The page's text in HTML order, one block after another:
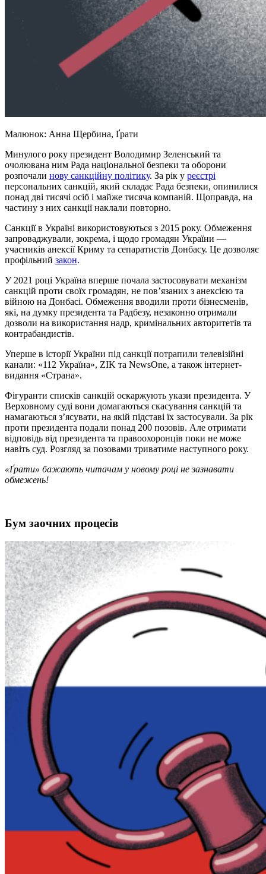
Малюнок: Анна Щербина, Ґрати
Минулого року президент Володимир Зеленський та
очолювана ним Рада національної безпеки та оборони
розпочали нову санкційну політику. За рік у реєстрі
персональних санкцій, який складає Рада безпеки, опинилися
понад дві тисячі осіб і майже тисяча компаній. Щоправда, на
частину з них санкції наклали повторно.
Санкції в Україні використовуються з 2015 року. Обмеження
запроваджували, зокрема, і щодо громадян України —
учасників анексії Криму та сепаратистів Донбасу. Це дозволяє
профільний закон.
У 2021 році Україна вперше почала застосовувати механізм
санкцій проти своїх громадян, не пов’язаних з анексією та
війною на Донбасі. Обмеження вводили проти бізнесменів,
які, на думку президента та Радбезу, незаконно отримали
дозволи на використання надр, кримінальних авторитетів та
контрабандистів.
Уперше в історії України під санкції потрапили телевізійні
канали: «112 Україна», ZIK та NewsOne, а також інтернет-
видання «Страна».
Фігуранти списків санкцій оскаржують укази президента. У
Верховному суді вони домагаються скасування санкцій та
намагаються з’ясувати, на якій підставі їх застосували. За рік
проти президента подали понад 200 позовів. Але отримати
відповідь від президента та правоохоронців поки не може
навіть суд. Розгляд за позовами триватиме наступного року.
«Ґрати» бажають читачам у новому році не зазнавати
обмежень!
Бум заочних процесів